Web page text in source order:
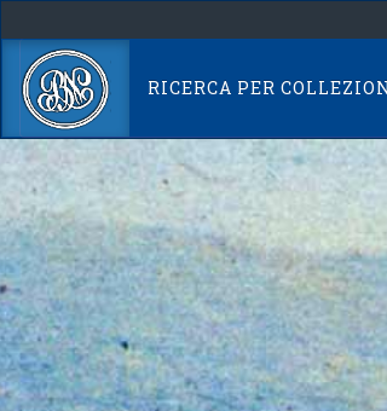
navigation
RICERCA PER